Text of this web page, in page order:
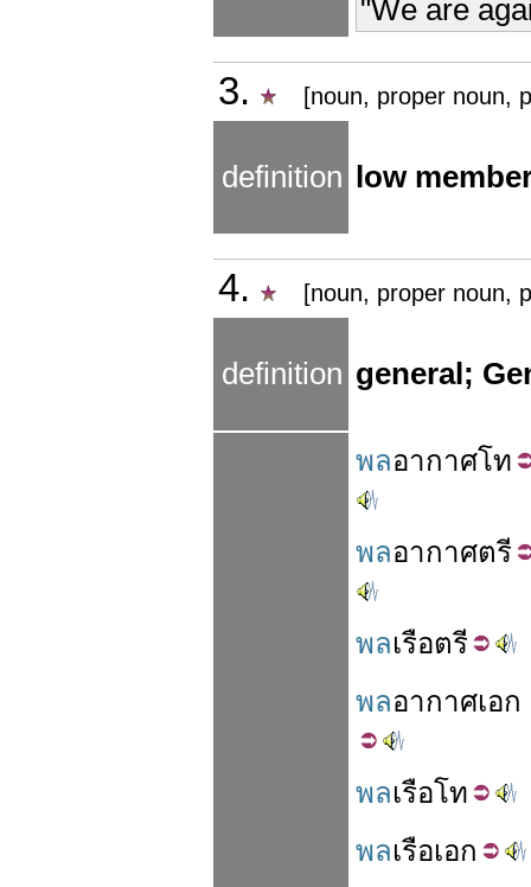
"We are
3. [noun, proper noun,
definition low
4. [noun, proper noun,
definition general;
พลอากาศโท
พลอากาศตรี
พลเรือตรี
พลอากาศเอก
พลเรือโท
พลเรือเอก